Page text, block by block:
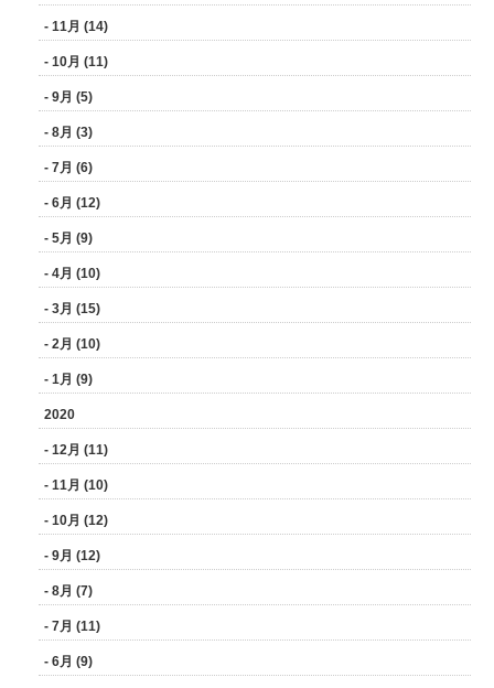
- 11月 (14)
- 10月 (11)
- 9月 (5)
- 8月 (3)
- 7月 (6)
- 6月 (12)
- 5月 (9)
- 4月 (10)
- 3月 (15)
- 2月 (10)
- 1月 (9)
2020
- 12月 (11)
- 11月 (10)
- 10月 (12)
- 9月 (12)
- 8月 (7)
- 7月 (11)
- 6月 (9)